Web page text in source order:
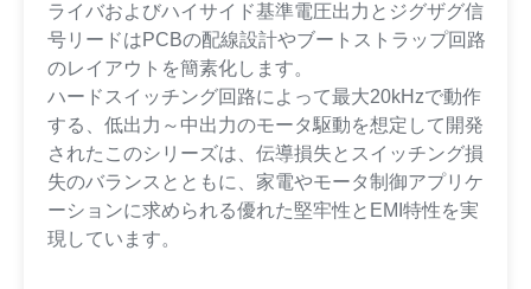
ライバおよびハイサイド基準電圧出力とジグザグ信
号リードはPCBの配線設計やブートストラップ回路
のレイアウトを簡素化します。
ハードスイッチング回路によって最大20kHzで動作
する、低出力～中出力のモータ駆動を想定して開発
されたこのシリーズは、伝導損失とスイッチング損
失のバランスとともに、家電やモータ制御アプリケ
ーションに求められる優れた堅牢性とEMI特性を実
現しています。